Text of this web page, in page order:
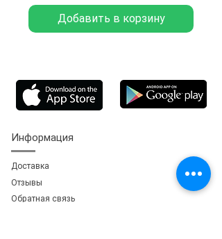
Добавить в корзину
Информация
Доставка
Отзывы
Обратная связь